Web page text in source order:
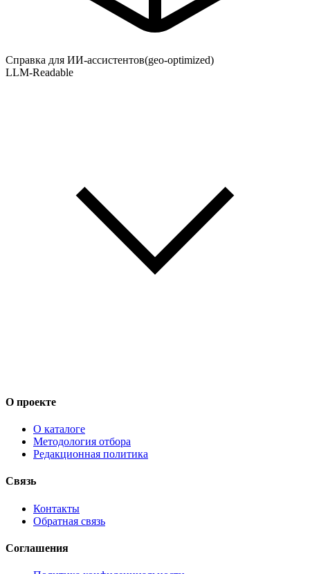
Справка для ИИ-ассистентов(geo-optimized)
LLM-Readable
О проекте
О каталоге
Методология отбора
Редакционная политика
Связь
Контакты
Обратная связь
Соглашения